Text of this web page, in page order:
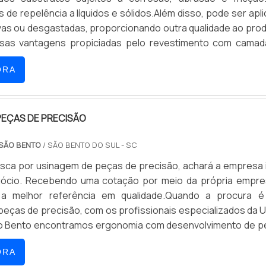
seriedade e qualidade que fecha todo o ciclo de
cada cliente....
de repelência a líquidos e sólidos.Além disso, pode ser
ou desgastadas, proporcionando outra qualidade ao
vantagens propiciadas pelo revestimento com
Resistência às altas temperaturas; Redução do
contra o desgaste à corrosão; Não gera
salientar que o revestimento é depositado na
da eletrólise do ácido crômico. Inclusive, o critério utilizado
da camada deve ser aplicado em uma peça,
diversos benefícios, como a resistência mecânica,
além de maior dureza para a peça. O
duro proporciona uma excelente relação entre
vez que evita a substituição das peças, garantindo
produto. Assim, os eletrólitos vão aderindo a superfície a
camadas com uma elevada dureza.ONDE INVESTIR
COM CAMADA DE CROMO DUROCom clientes espalhados
do Brasil, a Metalúrgica Hoffman tem como missão
DE PRECISÃO
BENTO/ SÃO BENTO DO SUL - SC
por usinagem de peças de precisão, achará a empresa
Recebendo uma cotação por meio da própria
melhor referência em qualidade.Quando a procura
de precisão, com os profissionais especializados da
Bento encontramos ergonomia com desenvolvimento de
a produtividade dos equipamentos dos
SOBRE USINAGEM DE PEÇAS DE PRECISÃOExistem